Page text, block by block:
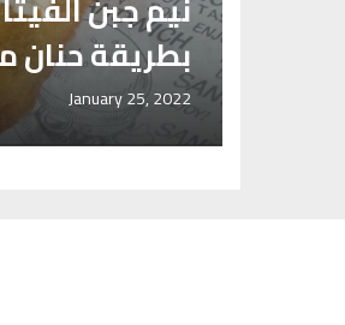
بطريقة حنان
January 25, 2022